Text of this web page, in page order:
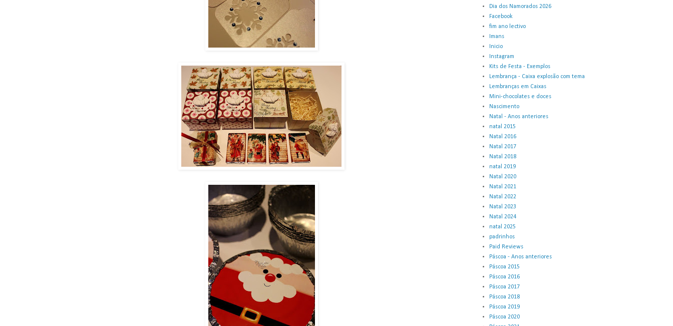
Dia dos Namorados 2026
Facebook
fim ano lectivo
Imans
Inicio
Instagram
Kits de Festa - Exemplos
Lembrança - Caixa explosão com tema
Lembranças em Caixas
Mini-chocolates e doces
Nascimento
Natal - Anos anteriores
natal 2015
Natal 2016
Natal 2017
Natal 2018
natal 2019
Natal 2020
Natal 2021
Natal 2022
Natal 2023
Natal 2024
natal 2025
padrinhos
Paid Reviews
Páscoa - Anos anteriores
Páscoa 2015
Páscoa 2016
Páscoa 2017
Páscoa 2018
Páscoa 2019
Páscoa 2020